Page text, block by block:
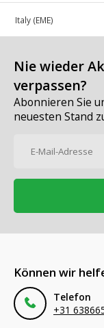
in Italy (EME)
Nie wieder
verpassen?
Abonnieren Sie
neuesten Stand
Können wir
Telefon
+31